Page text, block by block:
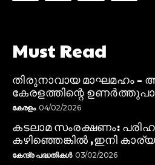
Must Read
തിരുനാവായ മാഘമഹം –
കേരളത്തിന്റെ
കേരളം 04/02/2026
കടലാമ സംരക്ഷണം:
കഴിഞ്ഞെങ്കിൽ ,ഇനി
കേന്ദ്ര പദ്ധതികൾ 03/02/2026